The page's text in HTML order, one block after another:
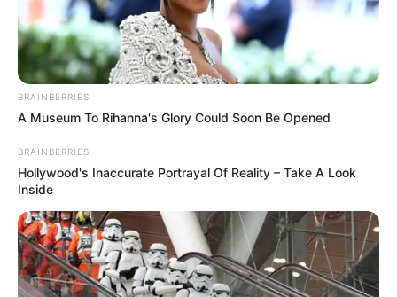
BRAINBERRIES
A Museum To Rihanna's Glory Could Soon Be Opened
BRAINBERRIES
Hollywood's Inaccurate Portrayal Of Reality – Take A Look
Inside